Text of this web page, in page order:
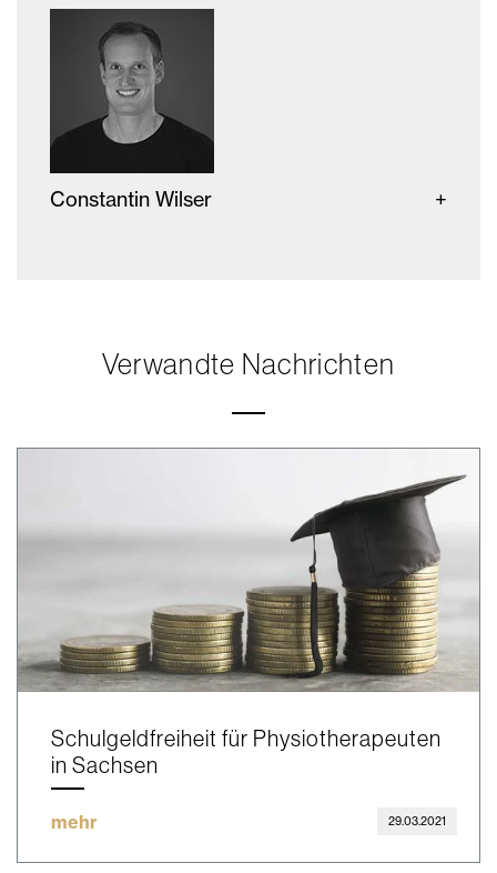
Constantin Wilser
Verwandte Nachrichten
Schulgeldfreiheit für Physiotherapeuten
in Sachsen
mehr 29.03.2021